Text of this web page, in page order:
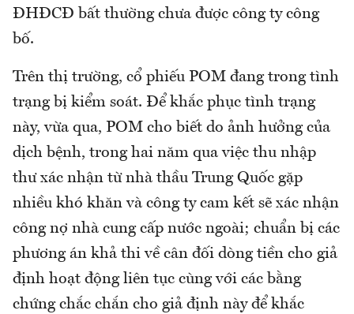
ĐHĐCĐ bất thường chưa được công ty công
bố.
Trên thị trường, cổ phiếu POM đang trong tình
trạng bị kiểm soát. Để khắc phục tình trạng
này, vừa qua, POM cho biết do ảnh hưởng của
dịch bệnh, trong hai năm qua việc thu nhập
thư xác nhận từ nhà thầu Trung Quốc gặp
nhiều khó khăn và công ty cam kết sẽ xác nhận
công nợ nhà cung cấp nước ngoài; chuẩn bị các
phương án khả thi về cân đối dòng tiền cho giả
định hoạt động liên tục cùng với các bằng
chứng chắc chắn cho giả định này để khắc